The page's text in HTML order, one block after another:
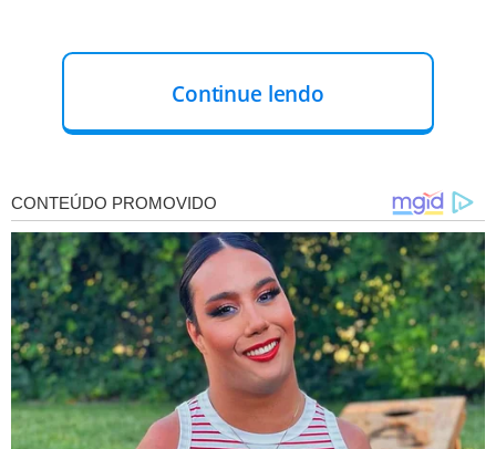
Prováveis escalações:
Crystal Palace: Henderson; Clyne, Richard, Andersen;
Muñoz, Wharton, Hughes, Mitchel; Ayew, Olise, Mateta.
Técnico: Oliver Glasner.
Manchester United: Onana; Wan-Bissaka, Maguire,
Casemiro, Diogo Dalot; Eriksen, Mainoo; Garnacho,
Continue lendo